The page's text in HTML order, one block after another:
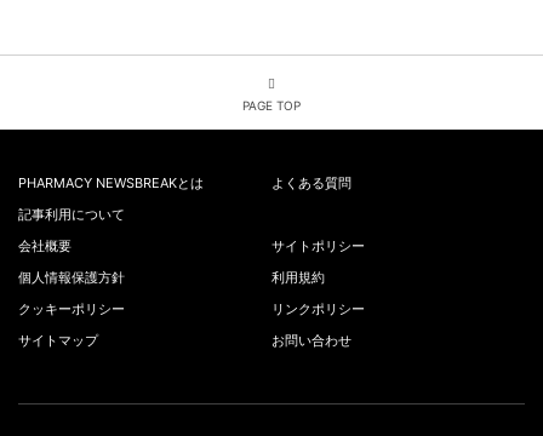
PAGE TOP
PHARMACY NEWSBREAKとは
よくある質問
記事利用について
会社概要
サイトポリシー
個人情報保護方針
利用規約
クッキーポリシー
リンクポリシー
サイトマップ
お問い合わせ